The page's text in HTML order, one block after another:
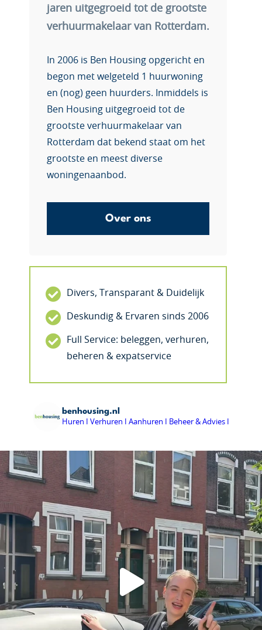
jaren uitgegroeid tot de grootste
verhuurmakelaar van Rotterdam.
In 2006 is Ben Housing opgericht en
begon met welgeteld 1 huurwoning
en (nog) geen huurders. Inmiddels is
Ben Housing uitgegroeid tot de
grootste verhuurmakelaar van
Rotterdam dat bekend staat om het
grootste en meest diverse
woningenaanbod.
Over ons
Divers, Transparant & Duidelijk
Deskundig & Ervaren sinds 2006
Full Service: beleggen, verhuren,
beheren & expatservice
benhousing.nl
Huren I Verhuren I Aanhuren I Beheer & Advies I